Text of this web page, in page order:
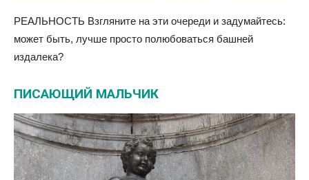
РЕАЛЬНОСТЬ Взгляните на эти очереди и задумайтесь:
может быть, лучше просто полюбоваться башней
издалека?
ПИСАЮЩИЙ МАЛЬЧИК